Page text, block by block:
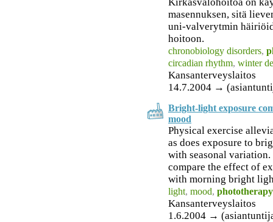
masennuksen, sitä
uni-valverytmin
hoitoon.
chronobiology disorders,
circadian rhythm, winter
Kansanterveyslaitos
14.7.2004 →
Bright-light exposure
mood
Physical exercise
as does exposure to
with seasonal
compare the effect of
with morning bright
light, mood, phototherapy
Kansanterveyslaitos
1.6.2004 →